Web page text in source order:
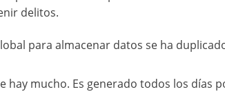
delitos.
para almacenar datos se ha
hay mucho. Es generado todos los días